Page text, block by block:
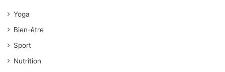
Yoga
Bien-être
Sport
Nutrition